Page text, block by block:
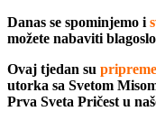
Danas se spominjemo i
možete nabaviti
Ovaj tjedan su
utorka sa Svetom
Prva Sveta Pričest u